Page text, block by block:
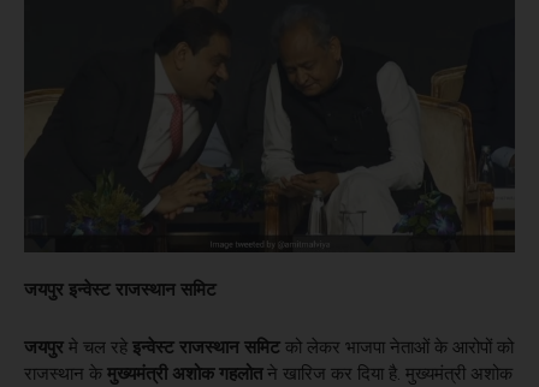
जयपुर इन्वेस्ट राजस्थान समिट
जयपुर मे चल रहे इन्वेस्ट राजस्थान समिट को लेकर भाजपा नेताओं के आरोपों को
राजस्थान के मुख्यमंत्री अशोक गहलोतने खारिज कर दिया है. मुख्यमंत्री अशोक